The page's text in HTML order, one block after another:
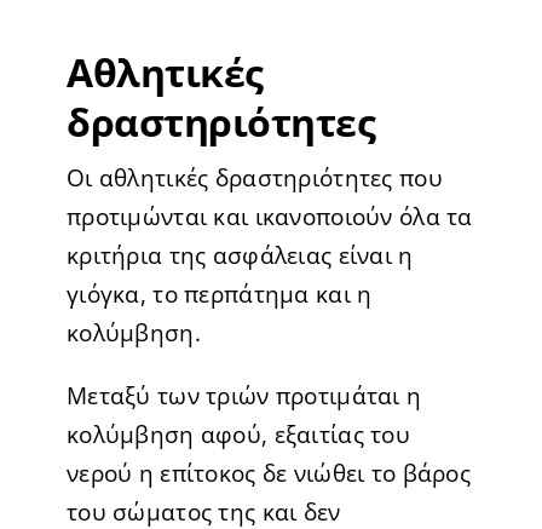
Αθλητικές
δραστηριότητες
Οι αθλητικές δραστηριότητες που
προτιμώνται και ικανοποιούν όλα τα
κριτήρια της ασφάλειας είναι η
γιόγκα, το περπάτημα και η
κολύμβηση.
Μεταξύ των τριών προτιμάται η
κολύμβηση αφού, εξαιτίας του
νερού η επίτοκος δε νιώθει το βάρος
του σώματος της και δεν